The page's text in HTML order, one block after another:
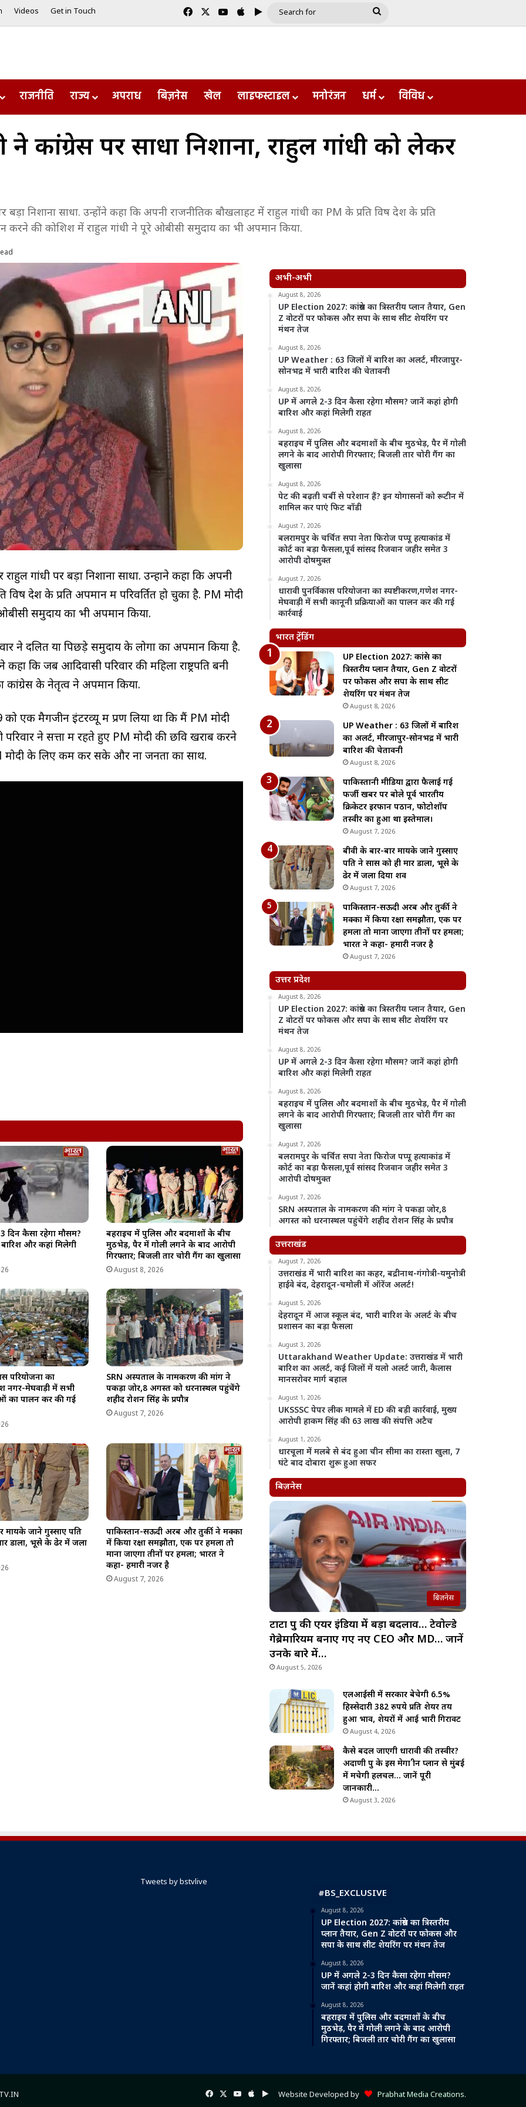
Videos Get in Touch FacebookYouTube
AppleGoogle Play
Search
राजनीति राज्य अपराध बिज़नेस खेल लाइफस्टाइल मनोरंजन धर्म विविध
ने कांग्रेस पर साधा निशाना, राहुल गांधी को लेकर
पर बड़ा निशाना साधा. उन्होंने कहा कि अपनी राजनीतिक बौखलाहट में राहुल गांधी का PM के प्रति विष देश के प्रति
करने की कोशिश में राहुल गांधी ने पूरे ओबीसी समुदाय का भी अपमान किया.
राहुल गांधी पर बड़ा निशाना साधा. उन्होंने कहा कि अपनी
देश के प्रति अपमान में परिवर्तित हो चुका है. PM मोदी
समुदाय का भी अपमान किया.
ने दलित या पिछड़े समुदाय के लोगों का अपमान किया है.
कहा कि जब आदिवासी परिवार की महिला राष्ट्रपति बनी
कांग्रेस के नेतृत्व ने अपमान किया.
को एक मैगजीन इंटरव्यू में प्रण लिया था कि मैं PM मोदी
परिवार ने सत्ता में रहते हुए PM मोदी की छवि खराब करने
मोदी के लिए कम कर सके और ना जनता का साथ.
दिन कैसा रहेगा मौसम?
और कहां मिलेगी
बहराइच में पुलिस और बदमाशों के बीच
मुठभेड़, पैर में गोली लगने के बाद आरोपी
गिरफ्तार; बिजली तार चोरी गैंग का खुलासा
August 8, 2026
परियोजना का
नगर-मेघवाड़ी में सभी
का पालन कर की गई
SRN अस्पताल के नामकरण की मांग ने
पकड़ा जोर,8 अगस्त को धरनास्थल पहुंचेंगे
शहीद रोशन सिंह के प्रपौत्र
August 7, 2026
मायके जाने गुस्साए पति
डाला, भूसे के ढेर में जला
पाकिस्तान-सऊदी अरब और तुर्की ने मक्का
में किया रक्षा समझौता, एक पर हमला तो
माना जाएगा तीनों पर हमला; भारत ने
कहा- हमारी नजर है
August 7, 2026
अभी-अभी
August 8, 2026
UP Election 2027: कांग्रेस का त्रिस्तरीय प्लान तैयार, Gen
Z वोटरों पर फोकस और सपा के साथ सीट शेयरिंग पर
मंथन तेज
August 8, 2026
UP Weather : 63 जिलों में बारिश का अलर्ट, मीरजापुर-
सोनभद्र में भारी बारिश की चेतावनी
August 8, 2026
UP में अगले 2-3 दिन कैसा रहेगा मौसम? जानें कहां होगी
बारिश और कहां मिलेगी राहत
August 8, 2026
बहराइच में पुलिस और बदमाशों के बीच मुठभेड़, पैर में गोली
लगने के बाद आरोपी गिरफ्तार; बिजली तार चोरी गैंग का
खुलासा
August 8, 2026
पेट की बढ़ती चर्बी से परेशान हैं? इन योगासनों को रूटीन में
शामिल कर पाएं फिट बॉडी
August 7, 2026
बलरामपुर के चर्चित सपा नेता फिरोज पप्पू हत्याकांड में
कोर्ट का बड़ा फैसला,पूर्व सांसद रिजवान जहीर समेत 3
आरोपी दोषमुक्त
August 7, 2026
धारावी पुनर्विकास परियोजना का स्पष्टीकरण,गणेश नगर-
मेघवाड़ी में सभी कानूनी प्रक्रियाओं का पालन कर की गई
कार्रवाई
भारत ट्रेंडिंग
UP Election 2027: कांग्रेस का
त्रिस्तरीय प्लान तैयार, Gen Z वोटरों
पर फोकस और सपा के साथ सीट
शेयरिंग पर मंथन तेज
August 8, 2026
UP Weather : 63 जिलों में बारिश
का अलर्ट, मीरजापुर-सोनभद्र में भारी
बारिश की चेतावनी
August 8, 2026
पाकिस्तानी मीडिया द्वारा फैलाई गई
फर्जी खबर पर बोले पूर्व भारतीय
क्रिकेटर इरफान पठान, फोटोशॉप
तस्वीर का हुआ था इस्तेमाल।
August 7, 2026
बीवी के बार-बार मायके जाने गुस्साए
पति ने सास को ही मार डाला, भूसे के
ढेर में जला दिया शव
August 7, 2026
पाकिस्तान-सऊदी अरब और तुर्की ने
मक्का में किया रक्षा समझौता, एक पर
हमला तो माना जाएगा तीनों पर हमला;
भारत ने कहा- हमारी नजर है
August 7, 2026
उत्तर प्रदेश
August 8, 2026
UP Election 2027: कांग्रेस का त्रिस्तरीय प्लान तैयार, Gen
Z वोटरों पर फोकस और सपा के साथ सीट शेयरिंग पर
मंथन तेज
August 8, 2026
UP में अगले 2-3 दिन कैसा रहेगा मौसम? जानें कहां होगी
बारिश और कहां मिलेगी राहत
August 8, 2026
बहराइच में पुलिस और बदमाशों के बीच मुठभेड़, पैर में गोली
लगने के बाद आरोपी गिरफ्तार; बिजली तार चोरी गैंग का
खुलासा
August 7, 2026
बलरामपुर के चर्चित सपा नेता फिरोज पप्पू हत्याकांड में
कोर्ट का बड़ा फैसला,पूर्व सांसद रिजवान जहीर समेत 3
आरोपी दोषमुक्त
August 7, 2026
SRN अस्पताल के नामकरण की मांग ने पकड़ा जोर,8
अगस्त को धरनास्थल पहुंचेंगे शहीद रोशन सिंह के प्रपौत्र
उत्तराखंड
August 7, 2026
उत्तराखंड में भारी बारिश का कहर, बद्रीनाथ-गंगोत्री-यमुनोत्री
हाईवे बंद, देहरादून-चमोली में ऑरेंज अलर्ट!
August 5, 2026
देहरादून में आज स्कूल बंद, भारी बारिश के अलर्ट के बीच
प्रशासन का बड़ा फैसला
August 3, 2026
Uttarakhand Weather Update: उत्तराखंड में भारी
बारिश का अलर्ट, कई जिलों में यलो अलर्ट जारी, कैलास
मानसरोवर मार्ग बहाल
August 1, 2026
UKSSSC पेपर लीक मामले में ED की बड़ी कार्रवाई, मुख्य
आरोपी हाकम सिंह की 63 लाख की संपत्ति अटैच
August 1, 2026
धारचूला में मलबे से बंद हुआ चीन सीमा का रास्ता खुला, 7
घंटे बाद दोबारा शुरू हुआ सफर
बिज़नेस
बिज़नेस
टाटा ग्रुप की एयर इंडिया में बड़ा बदलाव… टेवोल्डे
गेब्रेमारियम बनाए गए नए CEO और MD… जानें
उनके बारे में…
August 5, 2026
एलआईसी में सरकार बेचेगी 6.5%
हिस्सेदारी 382 रुपये प्रति शेयर तय
हुआ भाव, शेयरों में आई भारी गिरावट
August 4, 2026
कैसे बदल जाएगी धारावी की तस्वीर?
अदाणी ग्रुप के इस मेगा ग्रीन प्लान से मुंबई
में मचेगी हलचल… जानें पूरी
जानकारी…
August 3, 2026
Tweets by bstvlive
#BS_EXCLUSIVE
August 8, 2026
UP Election 2027: कांग्रेस का त्रिस्तरीय
प्लान तैयार, Gen Z वोटरों पर फोकस और
सपा के साथ सीट शेयरिंग पर मंथन तेज
August 8, 2026
UP में अगले 2-3 दिन कैसा रहेगा मौसम?
जानें कहां होगी बारिश और कहां मिलेगी राहत
August 8, 2026
बहराइच में पुलिस और बदमाशों के बीच
मुठभेड़, पैर में गोली लगने के बाद आरोपी
गिरफ्तार; बिजली तार चोरी गैंग का खुलासा
Website Developed by Prabhat Media Creations.
Facebook
X YouTube
AppleGoogle